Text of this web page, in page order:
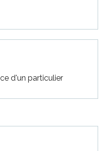
d'un particulier